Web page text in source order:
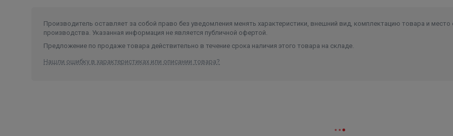
Производитель оставляет за собой право без уведомления менять характеристики, внешний вид, комплектацию товара и место
производства. Указанная информация не является публичной офертой.
Предложение по продаже товара действительно в течение срока наличия этого товара на складе.
Нашли ошибку в характеристиках или описании товара?